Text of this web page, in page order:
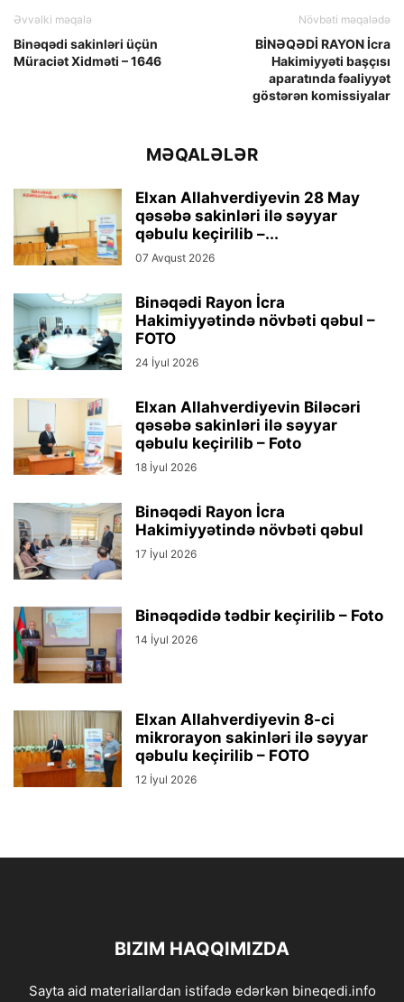
Əvvəlki məqalə
Binəqədi sakinləri üçün
Müraciət Xidməti – 1646
Növbəti məqalədə
BİNƏQƏDİ RAYON İcra
Hakimiyyəti başçısı
aparatında fəaliyyət
göstərən komissiyalar
MƏQALƏLƏR
Elxan Allahverdiyevin 28 May
qəsəbə sakinləri ilə səyyar
qəbulu keçirilib –...
07 Avqust 2026
Binəqədi Rayon İcra
Hakimiyyətində növbəti qəbul –
FOTO
24 İyul 2026
Elxan Allahverdiyevin Biləcəri
qəsəbə sakinləri ilə səyyar
qəbulu keçirilib – Foto
18 İyul 2026
Binəqədi Rayon İcra
Hakimiyyətində növbəti qəbul
17 İyul 2026
Binəqədidə tədbir keçirilib – Foto
14 İyul 2026
Elxan Allahverdiyevin 8-ci
mikrorayon sakinləri ilə səyyar
qəbulu keçirilib – FOTO
12 İyul 2026
BIZIM HAQQIMIZDA
Sayta aid materiallardan istifadə edərkən bineqedi.info